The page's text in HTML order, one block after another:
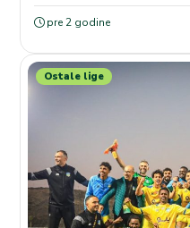
pre 2 godine
Ostale lige